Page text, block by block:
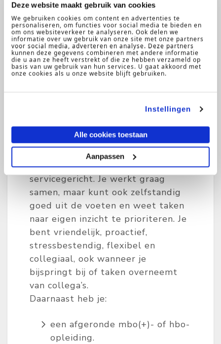
Deze website maakt gebruik van cookies
We gebruiken cookies om content en advertenties te
personaliseren, om functies voor social media te bieden en
om ons websiteverkeer te analyseren. Ook delen we
informatie over uw gebruik van onze site met onze partners
voor social media, adverteren en analyse. Deze partners
kunnen deze gegevens combineren met andere informatie
die u aan ze heeft verstrekt of die ze hebben verzameld op
basis van uw gebruik van hun services. U gaat akkoord met
onze cookies als u onze website blijft gebruiken.
Instellingen
Alle cookies toestaan
Aanpassen
verschillende advocaten. De
assistants worden direct
aangestuurd door een teamleader.
Samen lever je een belangrijke
bijdrage aan de kwaliteit van de
praktijkgroep en de dienstverlening
Wij zoeken een enthousiaste en
betrouwbare collega die sterk is in
plannen en organiseren. Je bent
initiatiefrijk, creatief en
servicegericht. Je werkt graag
samen, maar kunt ook zelfstandig
goed uit de voeten en weet taken
naar eigen inzicht te prioriteren. Je
bent vriendelijk, proactief,
stressbestendig, flexibel en
collegiaal, ook wanneer je
bijspringt bij of taken overneemt
van collega’s.
Daarnaast heb je:
een afgeronde mbo(+)- of hbo-
opleiding.